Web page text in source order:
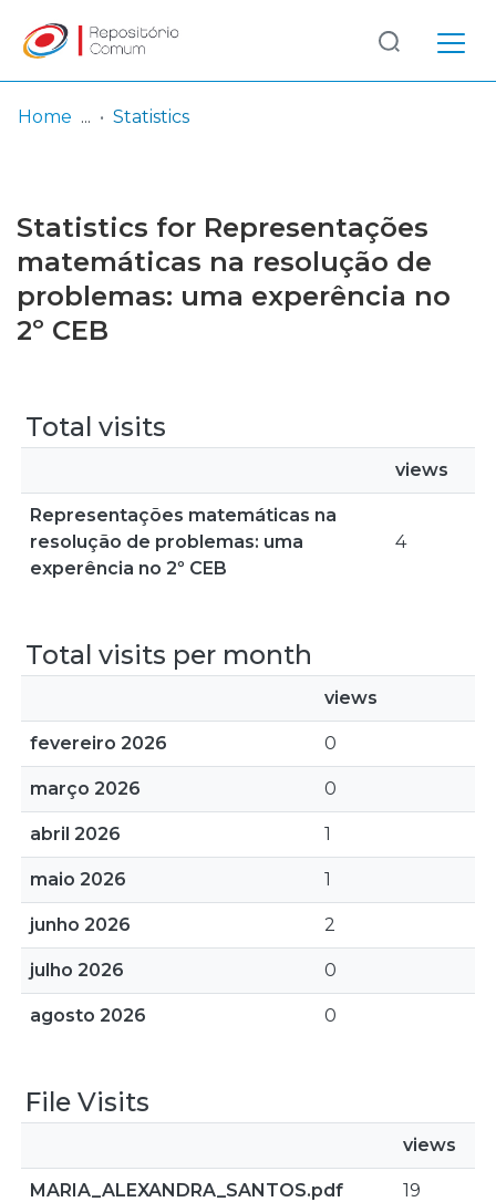
Browse repository
Entities
Log
In
(current)
Home Statistics
Statistics for Representações
matemáticas na resolução de
problemas: uma experência no
2º CEB
Total visits
views
Representações matemáticas na
resolução de problemas: uma
experência no 2º CEB
4
Total visits per month
views
fevereiro 2026 0
março 2026 0
abril 2026 1
maio 2026 1
junho 2026 2
julho 2026 0
agosto 2026 0
File Visits
views
MARIA_ALEXANDRA_SANTOS.pdf 19